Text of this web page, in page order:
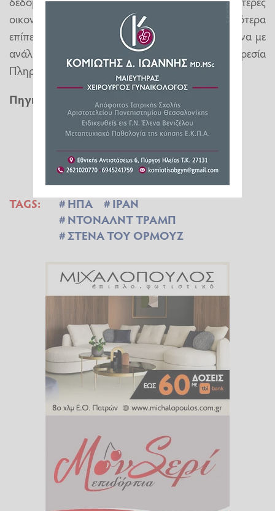
οικονομίες του κόσμου οδεύουν προς τα χαμηλότερα
επίπεδά τους τουλάχιστον από το 2003, σύμφωνα με
ανάλυση την περασμένη εβδομάδα από την Υπηρεσία
Πληροφοριών Ενέργειας των ΗΠΑ.
Πηγή
TAGS: ΗΠΑ
ΙΡΑΝ
ΝΤΟΝΑΛΝΤ ΤΡΑΜΠ
ΣΤΕΝΑ ΤΟΥ ΟΡΜΟΥΖ